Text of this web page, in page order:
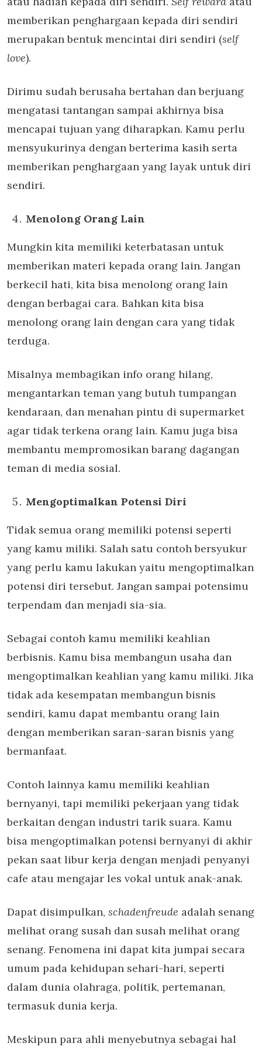
memberikan penghargaan kepada diri sendiri
merupakan bentuk mencintai diri sendiri (self
love).
Dirimu sudah berusaha bertahan dan berjuang
mengatasi tantangan sampai akhirnya bisa
mencapai tujuan yang diharapkan. Kamu perlu
mensyukurinya dengan berterima kasih serta
memberikan penghargaan yang layak untuk diri
sendiri.
Menolong Orang Lain
Mungkin kita memiliki keterbatasan untuk
memberikan materi kepada orang lain. Jangan
berkecil hati, kita bisa menolong orang lain
dengan berbagai cara. Bahkan kita bisa
menolong orang lain dengan cara yang tidak
terduga.
Misalnya membagikan info orang hilang,
mengantarkan teman yang butuh tumpangan
kendaraan, dan menahan pintu di supermarket
agar tidak terkena orang lain. Kamu juga bisa
membantu mempromosikan barang dagangan
teman di media sosial.
Mengoptimalkan Potensi Diri
Tidak semua orang memiliki potensi seperti
yang kamu miliki. Salah satu contoh bersyukur
yang perlu kamu lakukan yaitu mengoptimalkan
potensi diri tersebut. Jangan sampai potensimu
terpendam dan menjadi sia-sia.
Sebagai contoh kamu memiliki keahlian
berbisnis. Kamu bisa membangun usaha dan
mengoptimalkan keahlian yang kamu miliki. Jika
tidak ada kesempatan membangun bisnis
sendiri, kamu dapat membantu orang lain
dengan memberikan saran-saran bisnis yang
bermanfaat.
Contoh lainnya kamu memiliki keahlian
bernyanyi, tapi memiliki pekerjaan yang tidak
berkaitan dengan industri tarik suara. Kamu
bisa mengoptimalkan potensi bernyanyi di akhir
pekan saat libur kerja dengan menjadi penyanyi
cafe atau mengajar les vokal untuk anak-anak.
Dapat disimpulkan, schadenfreude adalah senang
melihat orang susah dan susah melihat orang
senang. Fenomena ini dapat kita jumpai secara
umum pada kehidupan sehari-hari, seperti
dalam dunia olahraga, politik, pertemanan,
termasuk dunia kerja.
Meskipun para ahli menyebutnya sebagai hal